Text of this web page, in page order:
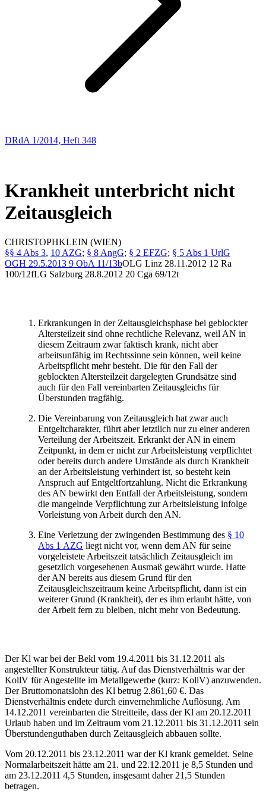
DRdA 1/2014, Heft 348
Krankheit unterbricht nicht
Zeitausgleich
CHRISTOPHKLEIN (WIEN)
§§ 4 Abs 3, 10 AZG; § 8 AngG; § 2 EFZG; § 5 Abs 1 UrlG
OGH 29.5.2013 9 ObA 11/13bOLG Linz 28.11.2012 12 Ra
100/12fLG Salzburg 28.8.2012 20 Cga 69/12t
Erkrankungen in der Zeitausgleichsphase bei geblockter
Altersteilzeit sind ohne rechtliche Relevanz, weil AN in
diesem Zeitraum zwar faktisch krank, nicht aber
arbeitsunfähig im Rechtssinne sein können, weil keine
Arbeitspflicht mehr besteht. Die für den Fall der
geblockten Altersteilzeit dargelegten Grundsätze sind
auch für den Fall vereinbarten Zeitausgleichs für
Überstunden tragfähig.
Die Vereinbarung von Zeitausgleich hat zwar auch
Entgeltcharakter, führt aber letztlich nur zu einer anderen
Verteilung der Arbeitszeit. Erkrankt der AN in einem
Zeitpunkt, in dem er nicht zur Arbeitsleistung verpflichtet
oder bereits durch andere Umstände als durch Krankheit
an der Arbeitsleistung verhindert ist, so besteht kein
Anspruch auf Entgeltfortzahlung. Nicht die Erkrankung
des AN bewirkt den Entfall der Arbeitsleistung, sondern
die mangelnde Verpflichtung zur Arbeitsleistung infolge
Vorleistung von Arbeit durch den AN.
Eine Verletzung der zwingenden Bestimmung des § 10
Abs 1 AZG liegt nicht vor, wenn dem AN für seine
vorgeleistete Arbeitszeit tatsächlich Zeitausgleich im
gesetzlich vorgesehenen Ausmaß gewährt wurde. Hatte
der AN bereits aus diesem Grund für den
Zeitausgleichszeitraum keine Arbeitspflicht, dann ist ein
weiterer Grund (Krankheit), der es ihm erlaubt hätte, von
der Arbeit fern zu bleiben, nicht mehr von Bedeutung.
Der Kl war bei der Bekl vom 19.4.2011 bis 31.12.2011 als
angestellter Konstrukteur tätig. Auf das Dienstverhältnis war der
KollV für Angestellte im Metallgewerbe (kurz: KollV) anzuwenden.
Der Bruttomonatslohn des Kl betrug 2.861,60 €. Das
Dienstverhältnis endete durch einvernehmliche Auflösung. Am
14.12.2011 vereinbarten die Streitteile, dass der Kl am 20.12.2011
Urlaub haben und im Zeitraum vom 21.12.2011 bis 31.12.2011 sein
Überstundenguthaben durch Zeitausgleich abbauen sollte.
Vom 20.12.2011 bis 23.12.2011 war der Kl krank gemeldet. Seine
Normalarbeitszeit hätte am 21. und 22.12.2011 je 8,5 Stunden und
am 23.12.2011 4,5 Stunden, insgesamt daher 21,5 Stunden
betragen.